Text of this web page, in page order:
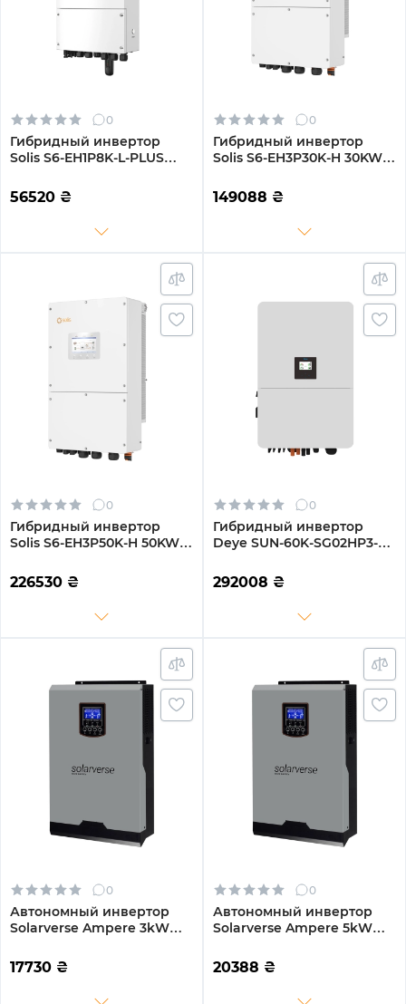
0
Гибридный инвертор
Solis S6-EH1P8K-L-PLUS
220V Однофазный
56520 ₴
0
Гибридный инвертор
Solis S6-EH3P30K-H 30KW
220/380V Трехфазный
149088 ₴
0
Гибридный инвертор
Solis S6-EH3P50K-H 50KW
220/380V Трехфазный
226530 ₴
0
Гибридный инвертор
Deye SUN-60K-SG02HP3-
MPPT Wi-Fi 220/380V
Трехфазный
292008 ₴
0
Автономный инвертор
Solarverse Ampere 3kW
Однофазный (SV3024A)
17730 ₴
0
Автономный инвертор
Solarverse Ampere 5kW
Однофазный (SV5048A)
20388 ₴